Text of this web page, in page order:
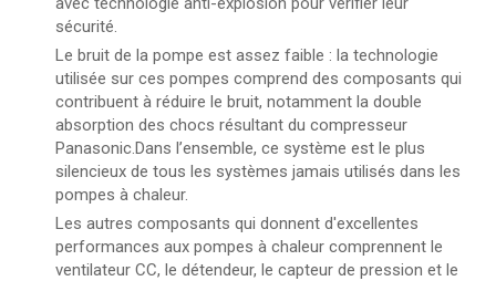
sécurité.
Le bruit de la pompe est assez faible : la technologie
utilisée sur ces pompes comprend des composants qui
contribuent à réduire le bruit, notamment la double
absorption des chocs résultant du compresseur
Panasonic.Dans l’ensemble, ce système est le plus
silencieux de tous les systèmes jamais utilisés dans les
pompes à chaleur.
Les autres composants qui donnent d'excellentes
performances aux pompes à chaleur comprennent le
ventilateur CC, le détendeur, le capteur de pression et le